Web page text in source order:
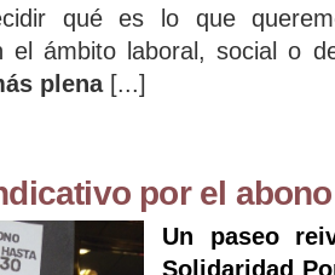
qué es lo que
el ámbito laboral, social o
plena[...]
por el
Un paseo
Solidaridad